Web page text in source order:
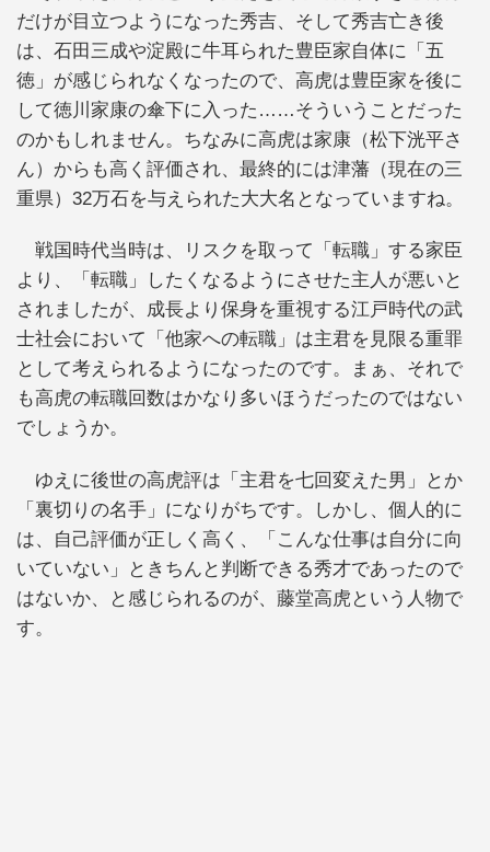
だけが目立つようになった秀吉、そして秀吉亡き後
は、石田三成や淀殿に牛耳られた豊臣家自体に「五
徳」が感じられなくなったので、高虎は豊臣家を後に
して徳川家康の傘下に入った……そういうことだった
のかもしれません。ちなみに高虎は家康（松下洸平さ
ん）からも高く評価され、最終的には津藩（現在の三
重県）32万石を与えられた大大名となっていますね。
戦国時代当時は、リスクを取って「転職」する家臣
より、「転職」したくなるようにさせた主人が悪いと
されましたが、成長より保身を重視する江戸時代の武
士社会において「他家への転職」は主君を見限る重罪
として考えられるようになったのです。まぁ、それで
も高虎の転職回数はかなり多いほうだったのではない
でしょうか。
ゆえに後世の高虎評は「主君を七回変えた男」とか
「裏切りの名手」になりがちです。しかし、個人的に
は、自己評価が正しく高く、「こんな仕事は自分に向
いていない」ときちんと判断できる秀才であったので
はないか、と感じられるのが、藤堂高虎という人物で
す。